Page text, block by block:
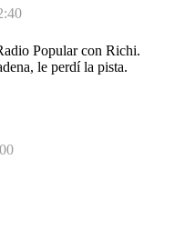
Popular con Richi.
le perdí la pista.